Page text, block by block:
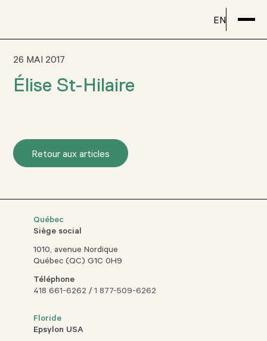
EN
26 MAI 2017
Élise St-Hilaire
Retour aux articles
Québec
Siège social
1010, avenue Nordique
Québec (QC) G1C 0H9
Téléphone
418 661-6262 /1 877-509-6262
Floride
Epsylon USA